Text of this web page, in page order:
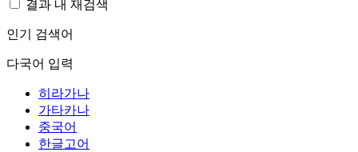
결과 내 재검색
인기 검색어
다국어 입력
히라가나
가타카나
중국어
한글고어